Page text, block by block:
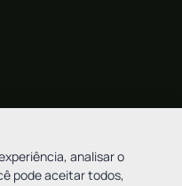
analisar o
pode aceitar todos,